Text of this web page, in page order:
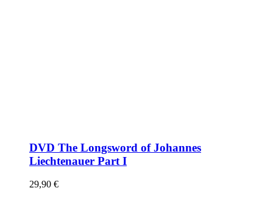
DVD The Longsword of Johannes
Liechtenauer Part I
29,90 €